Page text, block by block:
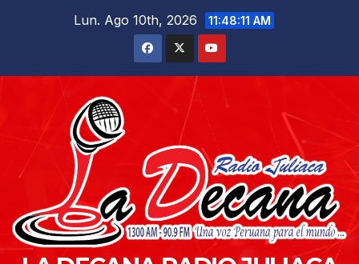
Lun. Ago 10th, 2026 11:48:12 AM